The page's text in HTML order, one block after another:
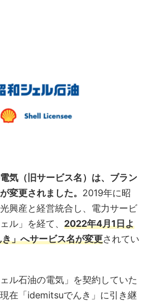
気（旧サービス名）は、ブラン
変更されました。 2019年に昭
興産と経営統合し、電力サービ
ル」を経て、 2022年4月1日よ
」へサービス名が変更されてい
ル石油の電気」を契約していた
在「idemitsuでんき」に引き継